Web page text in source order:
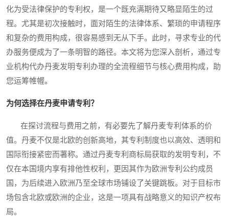
化为受法律保护的专利权，是一个既充满期待又略显陌生的过
程。尤其是初次接触时，面对陌生的法律体系、繁琐的申请程序
和复杂的费用构成，很容易感到无从下手。此时，寻求专业的代
办服务便成为了一条明智的路径。本文将为您深入剖析，通过专
业机构代办丹麦发明专利办理的全流程细节与核心费用构成，助
您运筹帷幄。
为何选择在丹麦申请专利？
在探讨流程与费用之前，有必要先了解丹麦专利体系的价
值。丹麦不仅是北欧的创新高地，其专利制度也以高效、透明和
国际衔接紧密而著称。通过丹麦专利商标局获取的发明专利，不
仅在本国境内享有排他性权利，更因其作为欧洲专利公约成员
国，为后续进入欧洲乃至全球市场铺设了关键跳板。对于目标市
场包含北欧或欧洲的企业，这是一项具有战略意义的知识产权布
局。